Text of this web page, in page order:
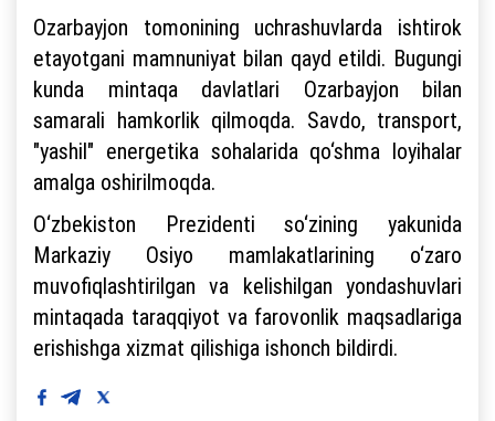
Ozarbayjon tomonining uchrashuvlarda ishtirok
etayotgani mamnuniyat bilan qayd etildi. Bugungi
kunda mintaqa davlatlari Ozarbayjon bilan
samarali hamkorlik qilmoqda. Savdo, transport,
"yashil" energetika sohalarida qo‘shma loyihalar
amalga oshirilmoqda.
O‘zbekiston Prezidenti so‘zining yakunida
Markaziy Osiyo mamlakatlarining o‘zaro
muvofiqlashtirilgan va kelishilgan yondashuvlari
mintaqada taraqqiyot va farovonlik maqsadlariga
erishishga xizmat qilishiga ishonch bildirdi.